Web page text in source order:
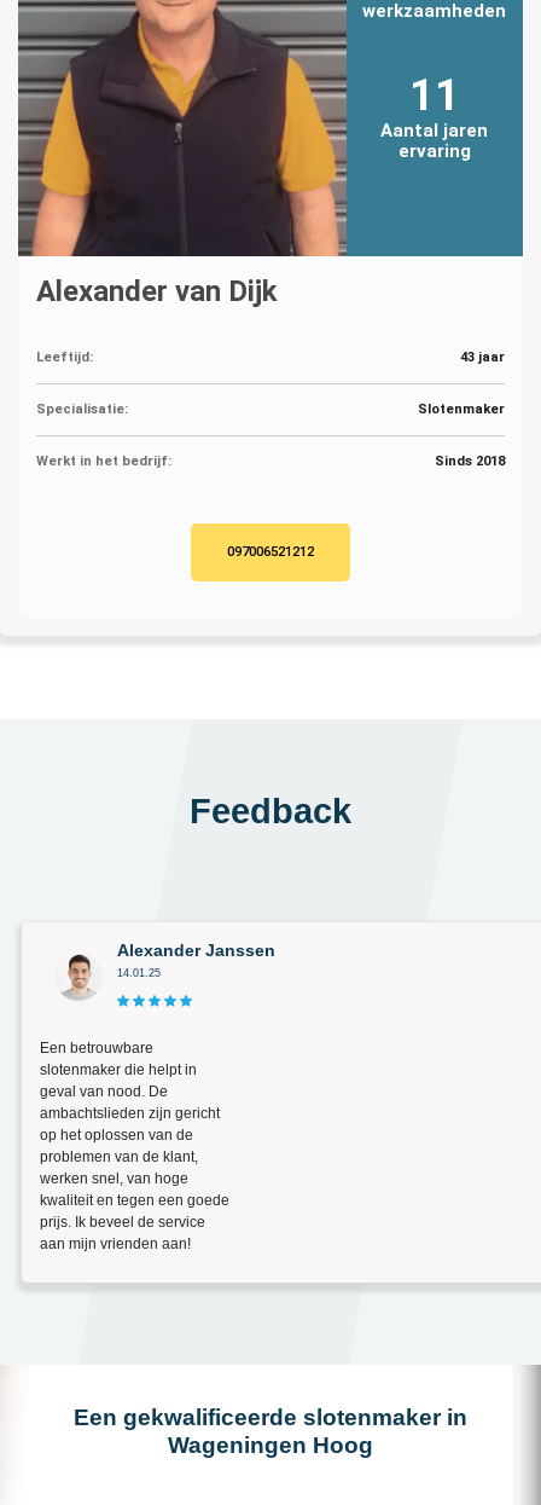
werkzaamheden
11
Aantal jaren
ervaring
Alexander van Dijk
Leeftijd: 43 jaar
Specialisatie: Slotenmaker
Werkt in het bedrijf: Sinds 2018
097006521212
Feedback
Alexander Janssen
14.01.25
Een betrouwbare
slotenmaker die helpt in
geval van nood. De
ambachtslieden zijn gericht
op het oplossen van de
problemen van de klant,
werken snel, van hoge
kwaliteit en tegen een goede
prijs. Ik beveel de service
aan mijn vrienden aan!
Een gekwalificeerde slotenmaker in
Wageningen Hoog